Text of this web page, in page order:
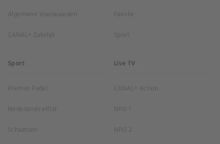
Algemene Voorwaarden
CANAL+ Zakelijk
Familie
Sport
Sport
Premier Padel
Nederlands elftal
Schaatsen
Live TV
CANAL+ Action
NPO 1
NPO 2